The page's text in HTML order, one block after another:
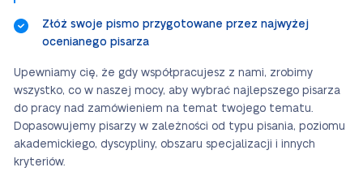
Złóż swoje pismo przygotowane przez najwyżej
ocenianego pisarza
Upewniamy cię, że gdy współpracujesz z nami, zrobimy
wszystko, co w naszej mocy, aby wybrać najlepszego pisarza
do pracy nad zamówieniem na temat twojego tematu.
Dopasowujemy pisarzy w zależności od typu pisania, poziomu
akademickiego, dyscypliny, obszaru specjalizacji i innych
kryteriów.